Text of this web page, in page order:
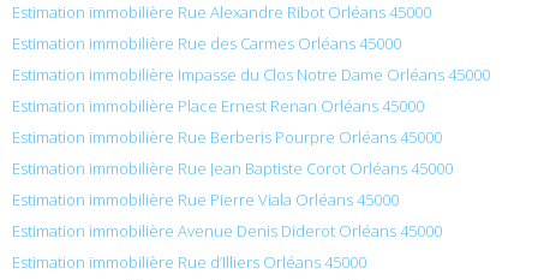
Estimation immobilière Rue Alexandre Ribot Orléans 45000
Estimation immobilière Rue des Carmes Orléans 45000
Estimation immobilière Impasse du Clos Notre Dame Orléans 45000
Estimation immobilière Place Ernest Renan Orléans 45000
Estimation immobilière Rue Berberis Pourpre Orléans 45000
Estimation immobilière Rue Jean Baptiste Corot Orléans 45000
Estimation immobilière Rue Pierre Viala Orléans 45000
Estimation immobilière Avenue Denis Diderot Orléans 45000
Estimation immobilière Rue d’Illiers Orléans 45000